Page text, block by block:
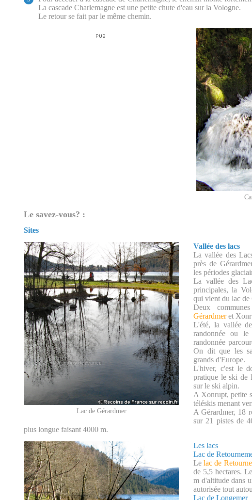
La cascade Charlemagne est une petite chute d'eau sur la Vologne.
Le retour se fait par le même chemin.
Le savez-vous? :
Sites
Lac de Gérardmer
Vallée des lacs
La vallée des
près de
les périodes
La vallée des
principales, la
qui vient du lac de
Deux
Gérardmeret
L'été, la vallée
randonnée ou
randonnée
On dit que les
grands d'Europe.
L'hiver, c'est le
pratique le ski de
sur le ski alpin.
A Xonrupt, petite
téléskis menant
A Gérardmer, 18
sur 21 pistes de
plus longue faisant 4000 m.
Les lacs
Lac de
Lelac de
de 5,5 hectares.
m d'altitude dans
autorisée tout
Lac de Longemer